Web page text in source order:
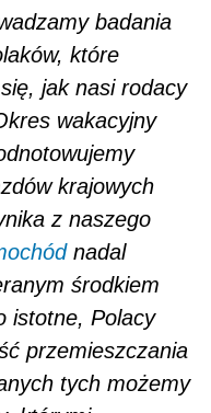
badania
które
jak nasi rodacy
wakacyjny
krajowych
z naszego
nadal
środkiem
istotne, Polacy
przemieszczania
tych możemy